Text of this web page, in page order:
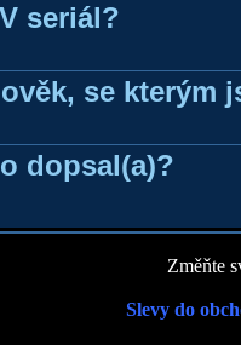
seriál?
se kterým
dopsal(a)?
Změňte
Slevy do